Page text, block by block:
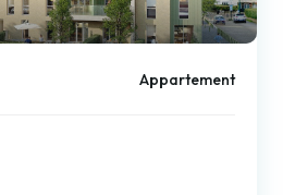
Appartement